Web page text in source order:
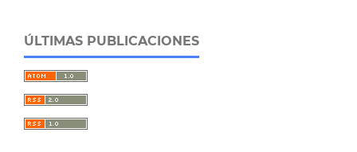
ÚLTIMAS PUBLICACIONES